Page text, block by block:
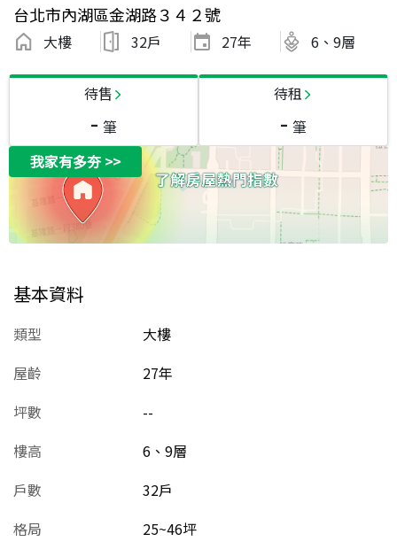
台北市內湖區金湖路３４２號
大樓 32戶 27年 6、9層
待售
- 筆
待租
- 筆
我家有多夯>>
基本資料
類型
大樓
屋齡
27年
坪數
--
樓高
6、9層
戶數
32戶
格局
25~46坪